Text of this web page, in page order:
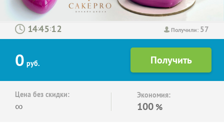
Получили: 57
: :
0 руб.
Цена без скидки:
∞
Экономия:
100 %